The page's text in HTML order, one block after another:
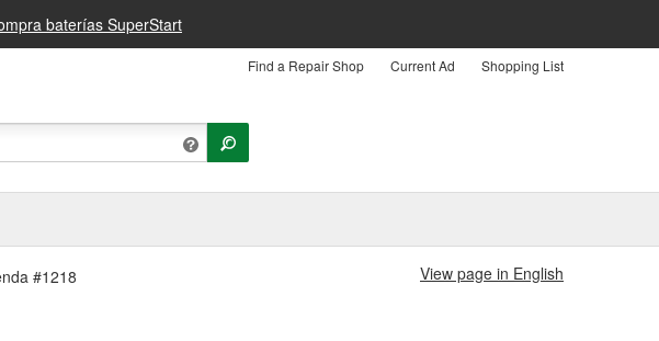
baterías SuperStart
Find a Repair Shop Current Ad Shopping List
#1218 View page in English